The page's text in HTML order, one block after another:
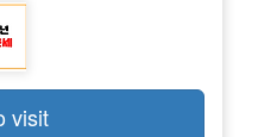
visit